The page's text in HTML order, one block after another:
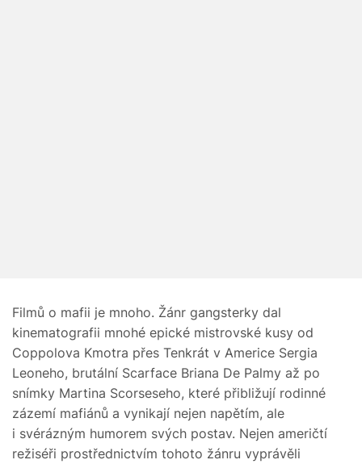
Filmů o mafii je mnoho. Žánr gangsterky dal
kinematografii mnohé epické mistrovské kusy od
Coppolova Kmotra přes Tenkrát v Americe Sergia
Leoneho, brutální Scarface Briana De Palmy až po
snímky Martina Scorseseho, které přibližují rodinné
zázemí mafiánů a vynikají nejen napětím, ale
i svérázným humorem svých postav. Nejen američtí
režiséři prostřednictvím tohoto žánru vyprávěli